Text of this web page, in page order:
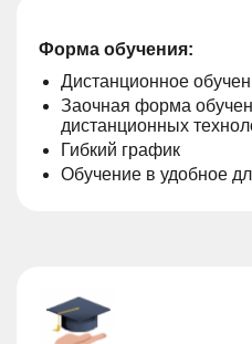
Форма обучения:
Дистанционное
Заочная форма
дистанционных
Гибкий график
Обучение в удобное